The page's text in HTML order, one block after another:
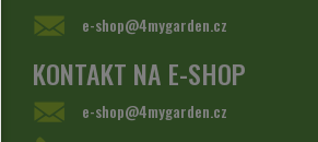
e-shop@4mygarden.cz
KONTAKT NA E-SHOP
e-shop@4mygarden.cz